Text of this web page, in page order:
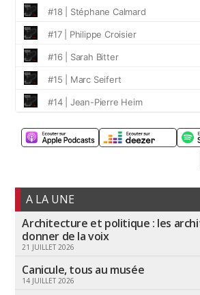
A LA UNE
Architecture et politique : les
donner de la voix
21 JUILLET 2026
Canicule, tous au musée
14 JUILLET 2026